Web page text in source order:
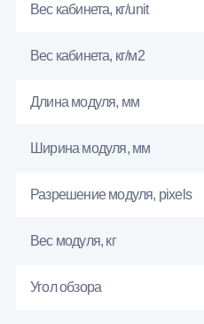
Вес кабинета, кг/unit
Вес кабинета, кг/м2
Длина модуля, мм
Ширина модуля, мм
Разрешение модуля, pixels
Вес модуля, кг
Угол обзора